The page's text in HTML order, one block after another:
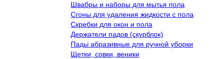
Швабры и наборы для мытья пола
Сгоны для удаления жидкости с пола
Скребки для окон и пола
Держатели падов (скурблок)
Пады абразивные для ручной уборки
Щетки, совки, веники